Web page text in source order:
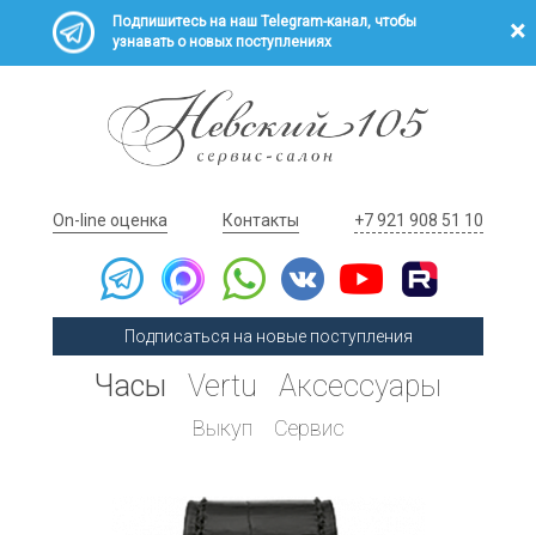
Подпишитесь на наш Telegram-канал, чтобы
узнавать о новых поступлениях
On-line оценка Контакты +7 921 908 51 10
Подписаться на новые поступления
Часы Vertu Аксессуары
Выкуп Сервис